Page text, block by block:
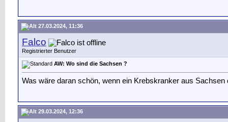
27.03.2024, 11:36
Falco
Registrierter Benutzer
AW: Wo sind die Sachsen ?
Was wäre daran schön, wenn ein Krebskranker aus Sachsen
29.03.2024, 12:36